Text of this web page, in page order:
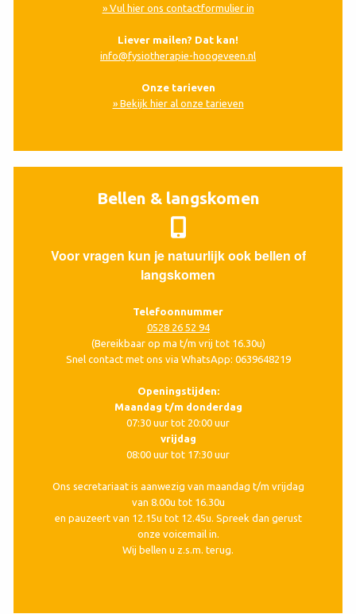
» Vul hier ons contactformulier in
Liever mailen? Dat kan!
info@fysiotherapie-hoogeveen.nl
Onze tarieven
» Bekijk hier al onze tarieven
Bellen & langskomen
Voor vragen kun je natuurlijk ook bellen of
langskomen
Telefoonnummer
0528 26 52 94
(Bereikbaar op ma t/m vrij tot 16.30u)
Snel contact met ons via WhatsApp: 0639648219
Openingstijden:
Maandag t/m donderdag
07:30 uur tot 20:00 uur
vrijdag
08:00 uur tot 17:30 uur
Ons secretariaat is aanwezig van maandag t/m vrijdag
van 8.00u tot 16.30u
en pauzeert van 12.15u tot 12.45u. Spreek dan gerust
onze voicemail in.
Wij bellen u z.s.m. terug.